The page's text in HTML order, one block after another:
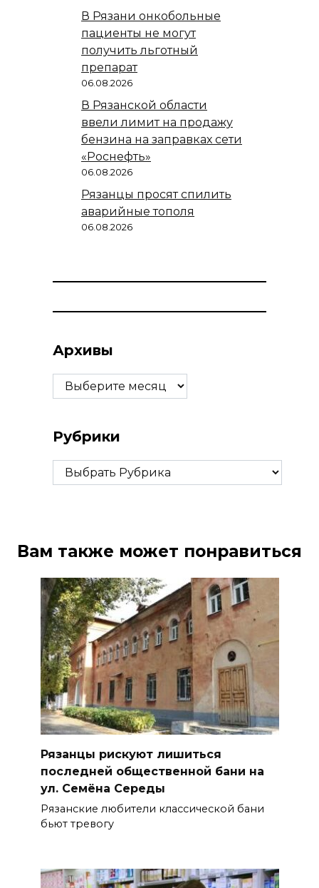
В Рязани онкобольные
пациенты не могут
получить льготный
препарат
06.08.2026
В Рязанской области
ввели лимит на продажу
бензина на заправках сети
«Роснефть»
06.08.2026
Рязанцы просят спилить
аварийные тополя
06.08.2026
Архивы
Архивы
Рубрики
Рубрики
Вам также может понравиться
Рязанцы рискуют лишиться
последней общественной бани на
ул. Семёна Середы
Рязанские любители классической бани
бьют тревогу